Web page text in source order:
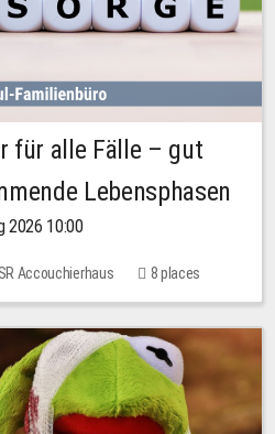
für alle Fälle – gut
Lebensphasen
2026 10:00
Accouchierhaus 8 places